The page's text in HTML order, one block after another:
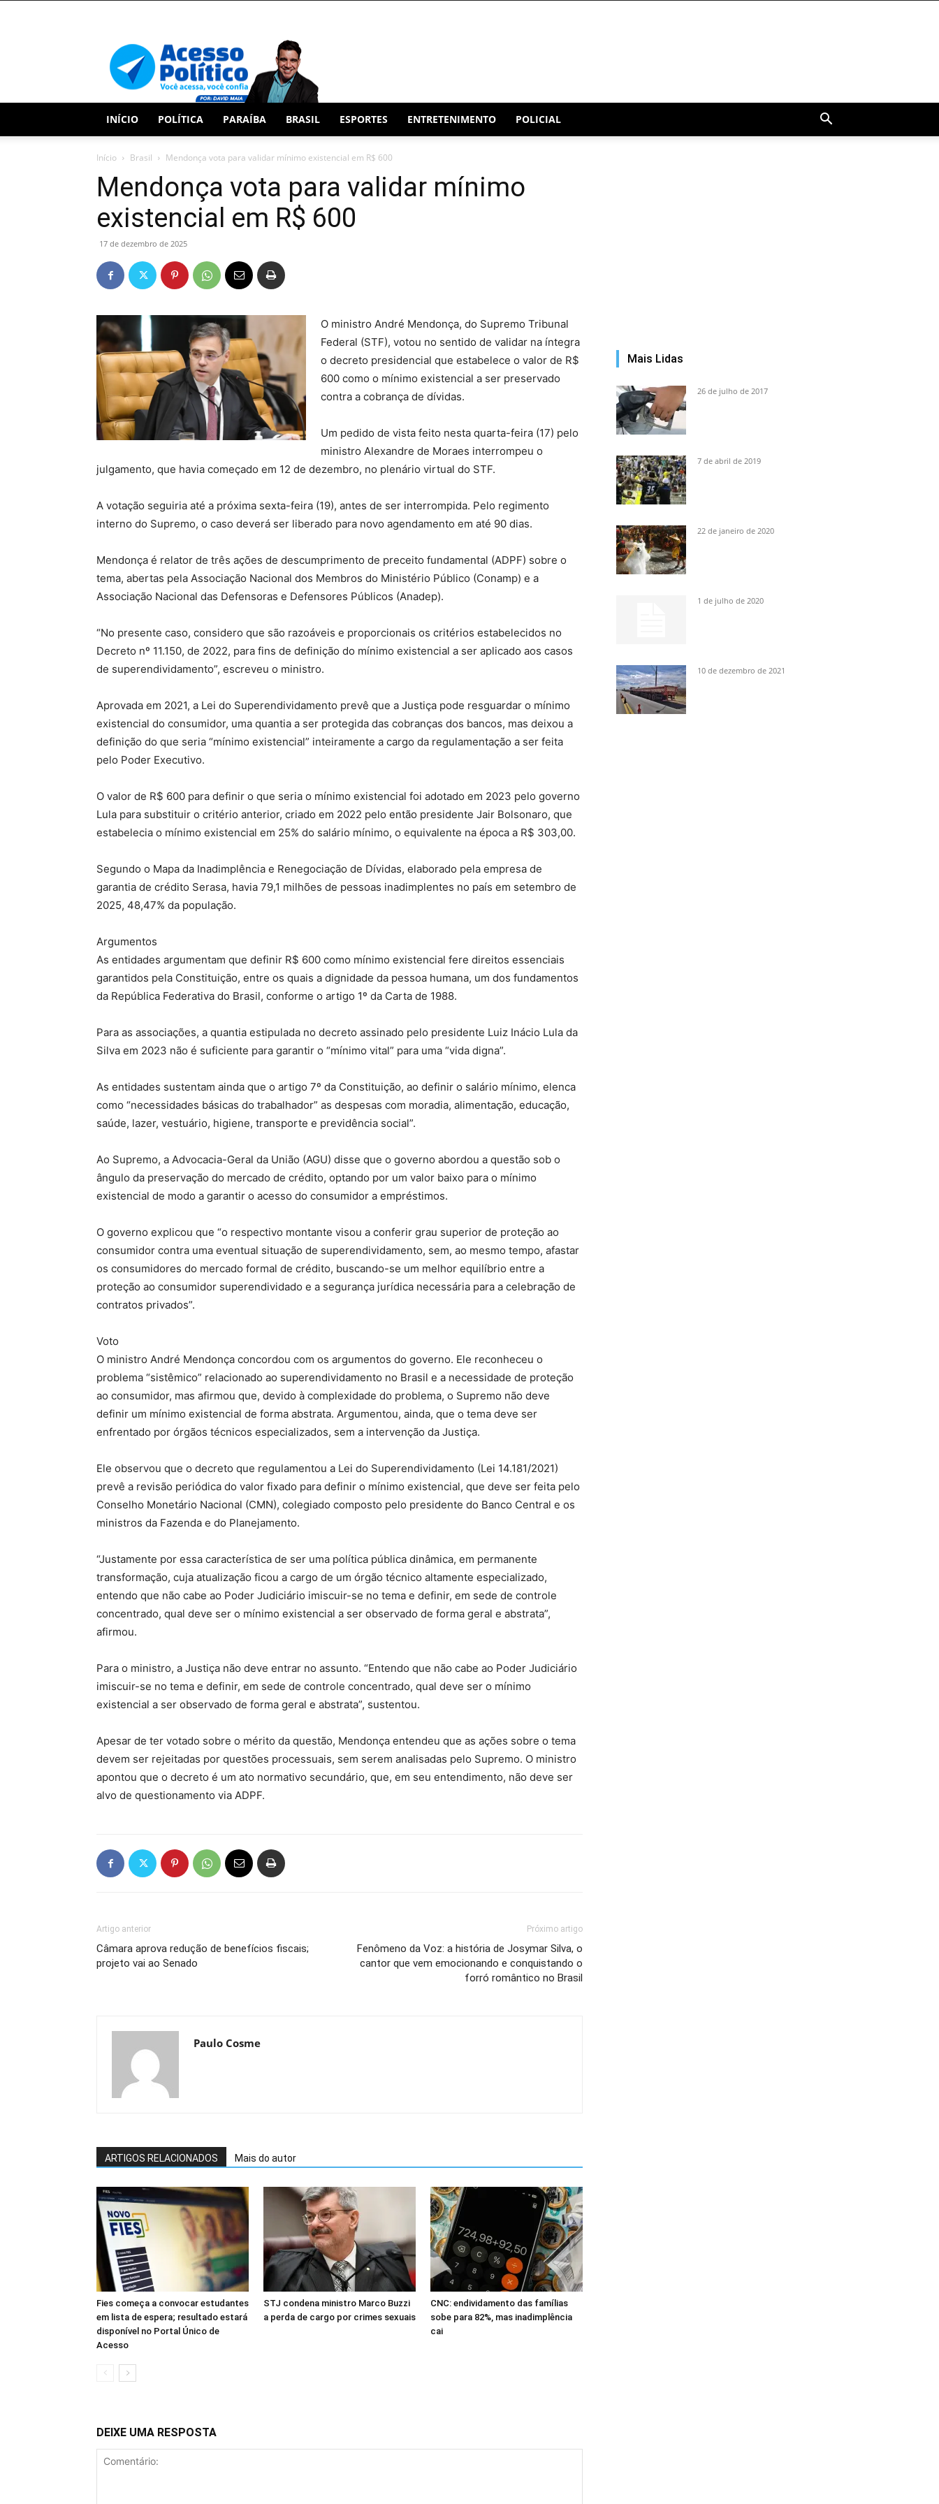
INÍCIO POLÍTICA PARAÍBA BRASIL ESPORTES ENTRETENIMENTO POLICIAL
Início Brasil Mendonça vota para validar mínimo existencial em R$ 600
Mendonça vota para validar mínimo
existencial em R$ 600
17 de dezembro de 2025
O ministro André Mendonça, do Supremo Tribunal
Federal (STF), votou no sentido de validar na íntegra
o decreto presidencial que estabelece o valor de R$
600 como o mínimo existencial a ser preservado
contra a cobrança de dívidas.
Um pedido de vista feito nesta quarta-feira (17) pelo
ministro Alexandre de Moraes interrompeu o
julgamento, que havia começado em 12 de dezembro, no plenário virtual do STF.
A votação seguiria até a próxima sexta-feira (19), antes de ser interrompida. Pelo regimento
interno do Supremo, o caso deverá ser liberado para novo agendamento em até 90 dias.
Mendonça é relator de três ações de descumprimento de preceito fundamental (ADPF) sobre o
tema, abertas pela Associação Nacional dos Membros do Ministério Público (Conamp) e a
Associação Nacional das Defensoras e Defensores Públicos (Anadep).
“No presente caso, considero que são razoáveis e proporcionais os critérios estabelecidos no
Decreto nº 11.150, de 2022, para fins de definição do mínimo existencial a ser aplicado aos casos
de superendividamento”, escreveu o ministro.
Aprovada em 2021, a Lei do Superendividamento prevê que a Justiça pode resguardar o mínimo
existencial do consumidor, uma quantia a ser protegida das cobranças dos bancos, mas deixou a
definição do que seria “mínimo existencial” inteiramente a cargo da regulamentação a ser feita
pelo Poder Executivo.
O valor de R$ 600 para definir o que seria o mínimo existencial foi adotado em 2023 pelo governo
Lula para substituir o critério anterior, criado em 2022 pelo então presidente Jair Bolsonaro, que
estabelecia o mínimo existencial em 25% do salário mínimo, o equivalente na época a R$ 303,00.
Segundo o Mapa da Inadimplência e Renegociação de Dívidas, elaborado pela empresa de
garantia de crédito Serasa, havia 79,1 milhões de pessoas inadimplentes no país em setembro de
2025, 48,47% da população.
Argumentos
As entidades argumentam que definir R$ 600 como mínimo existencial fere direitos essenciais
garantidos pela Constituição, entre os quais a dignidade da pessoa humana, um dos fundamentos
da República Federativa do Brasil, conforme o artigo 1º da Carta de 1988.
Para as associações, a quantia estipulada no decreto assinado pelo presidente Luiz Inácio Lula da
Silva em 2023 não é suficiente para garantir o “mínimo vital” para uma “vida digna”.
As entidades sustentam ainda que o artigo 7º da Constituição, ao definir o salário mínimo, elenca
como “necessidades básicas do trabalhador” as despesas com moradia, alimentação, educação,
saúde, lazer, vestuário, higiene, transporte e previdência social”.
Ao Supremo, a Advocacia-Geral da União (AGU) disse que o governo abordou a questão sob o
ângulo da preservação do mercado de crédito, optando por um valor baixo para o mínimo
existencial de modo a garantir o acesso do consumidor a empréstimos.
O governo explicou que “o respectivo montante visou a conferir grau superior de proteção ao
consumidor contra uma eventual situação de superendividamento, sem, ao mesmo tempo, afastar
os consumidores do mercado formal de crédito, buscando-se um melhor equilíbrio entre a
proteção ao consumidor superendividado e a segurança jurídica necessária para a celebração de
contratos privados”.
Voto
O ministro André Mendonça concordou com os argumentos do governo. Ele reconheceu o
problema “sistêmico” relacionado ao superendividamento no Brasil e a necessidade de proteção
ao consumidor, mas afirmou que, devido à complexidade do problema, o Supremo não deve
definir um mínimo existencial de forma abstrata. Argumentou, ainda, que o tema deve ser
enfrentado por órgãos técnicos especializados, sem a intervenção da Justiça.
Ele observou que o decreto que regulamentou a Lei do Superendividamento (Lei 14.181/2021)
prevê a revisão periódica do valor fixado para definir o mínimo existencial, que deve ser feita pelo
Conselho Monetário Nacional (CMN), colegiado composto pelo presidente do Banco Central e os
ministros da Fazenda e do Planejamento.
“Justamente por essa característica de ser uma política pública dinâmica, em permanente
transformação, cuja atualização ficou a cargo de um órgão técnico altamente especializado,
entendo que não cabe ao Poder Judiciário imiscuir-se no tema e definir, em sede de controle
concentrado, qual deve ser o mínimo existencial a ser observado de forma geral e abstrata”,
afirmou.
Para o ministro, a Justiça não deve entrar no assunto. “Entendo que não cabe ao Poder Judiciário
imiscuir-se no tema e definir, em sede de controle concentrado, qual deve ser o mínimo
existencial a ser observado de forma geral e abstrata”, sustentou.
Apesar de ter votado sobre o mérito da questão, Mendonça entendeu que as ações sobre o tema
devem ser rejeitadas por questões processuais, sem serem analisadas pelo Supremo. O ministro
apontou que o decreto é um ato normativo secundário, que, em seu entendimento, não deve ser
alvo de questionamento via ADPF.
Artigo anterior
Câmara aprova redução de benefícios fiscais;
projeto vai ao Senado
Próximo artigo
Fenômeno da Voz: a história de Josymar Silva, o
cantor que vem emocionando e conquistando o
forró romântico no Brasil
Paulo Cosme
ARTIGOS RELACIONADOS Mais do autor
Fies começa a convocar estudantes
em lista de espera; resultado estará
disponível no Portal Único de
Acesso
STJ condena ministro Marco Buzzi
a perda de cargo por crimes sexuais
CNC: endividamento das famílias
sobe para 82%, mas inadimplência
cai
DEIXE UMA RESPOSTA
Mais Lidas
26 de julho de 2017
7 de abril de 2019
22 de janeiro de 2020
1 de julho de 2020
10 de dezembro de 2021